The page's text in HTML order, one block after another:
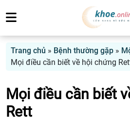
Trang chủ » Bệnh thường gặp »
Mọi điều cần biết về hội chứng
Mọi điều cần biết
Rett